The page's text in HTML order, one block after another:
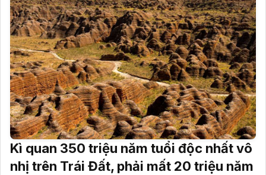
Kì quan 350 triệu năm tuổi độc nhất vô
nhị trên Trái Đất, phải mất 20 triệu năm